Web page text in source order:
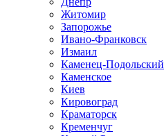
Житомир
Запорожье
Ивано-Франковск
Измаил
Каменец-Подольский
Каменское
Киев
Кировоград
Краматорск
Кременчуг